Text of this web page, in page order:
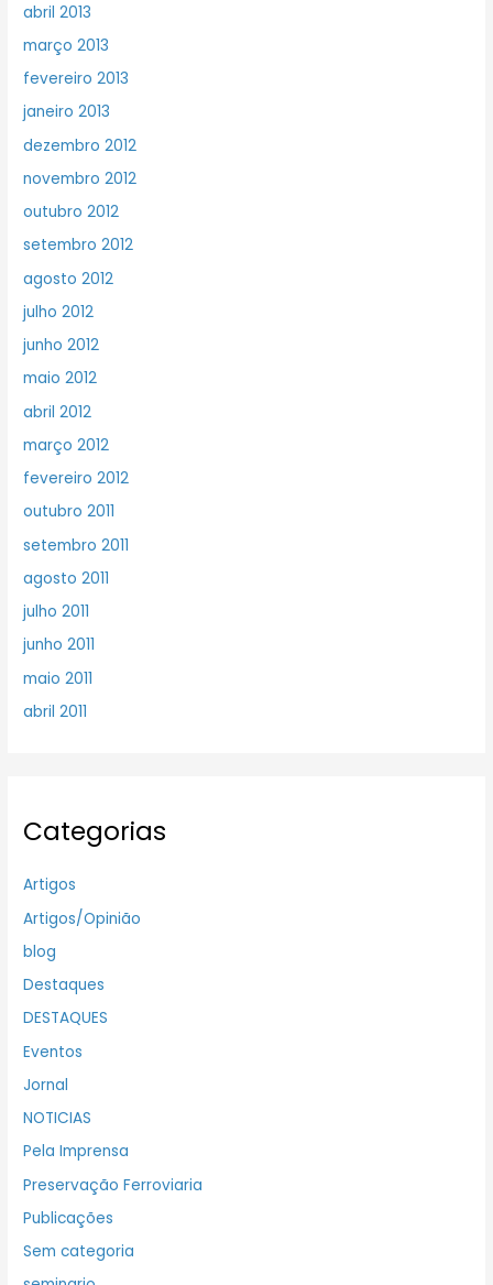
abril 2013
março 2013
fevereiro 2013
janeiro 2013
dezembro 2012
novembro 2012
outubro 2012
setembro 2012
agosto 2012
julho 2012
junho 2012
maio 2012
abril 2012
março 2012
fevereiro 2012
outubro 2011
setembro 2011
agosto 2011
julho 2011
junho 2011
maio 2011
abril 2011
Categorias
Artigos
Artigos/Opinião
blog
Destaques
DESTAQUES
Eventos
Jornal
NOTICIAS
Pela Imprensa
Preservação Ferroviaria
Publicações
Sem categoria